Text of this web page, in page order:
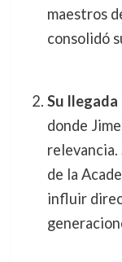
maestros
consolidó
Su llegada
donde
de la
influir